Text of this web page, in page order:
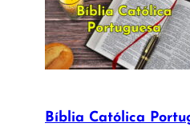
Bíblia Católica